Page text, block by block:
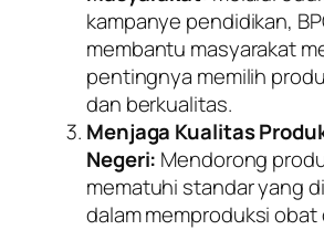
kampanye pendidikan,
membantu masyarakat
pentingnya memilih
dan berkualitas.
Menjaga Kualitas
Negeri: Mendorong
mematuhi standar yang
dalam memproduksi obat